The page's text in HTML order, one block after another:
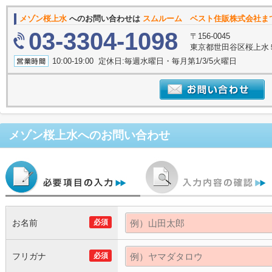
メゾン桜上水 へのお問い合わせは スムルーム ベスト住販株式会社ま
03-3304-1098
〒156-0045
東京都世田谷区桜上水
10:00-19:00 定休日:毎週水曜日・毎月第1/3/5火曜日
メゾン桜上水へのお問い合わせ
必須
お名前
必須
フリガナ